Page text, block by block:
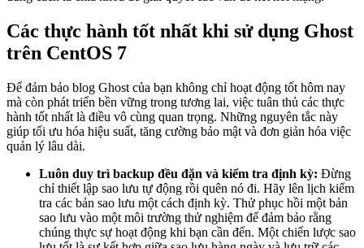
Các thực hành tốt nhất khi sử dụng Ghost
trên CentOS 7
Để đảm bảo blog Ghost của bạn không chỉ hoạt động tốt hôm nay
mà còn phát triển bền vững trong tương lai, việc tuân thủ các thực
hành tốt nhất là điều vô cùng quan trọng. Những nguyên tắc này
giúp tối ưu hóa hiệu suất, tăng cường bảo mật và đơn giản hóa việc
quản lý lâu dài.
Luôn duy trì backup đều đặn và kiểm tra định kỳ: Đừng
chỉ thiết lập sao lưu tự động rồi quên nó đi. Hãy lên lịch kiểm
tra các bản sao lưu một cách định kỳ. Thử phục hồi một bản
sao lưu vào một môi trường thử nghiệm để đảm bảo rằng
chúng thực sự hoạt động khi bạn cần đến. Một chiến lược sao